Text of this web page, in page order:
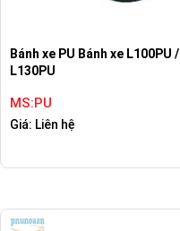
Bánh xe PU Bánh xe L100PU /
L130PU
MS:PU
Giá: Liên hệ